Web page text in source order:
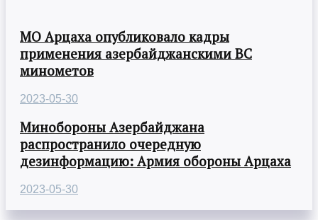
МО Арцаха опубликовало кадры
применения азербайджанскими ВС
минометов
2023-05-30
Минобороны Азербайджана
распространило очередную
дезинформацию: Армия обороны Арцаха
2023-05-30